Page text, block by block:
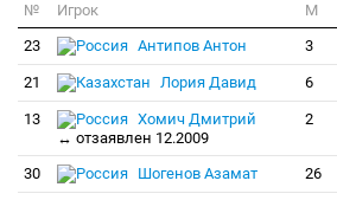
№ Игрок M
23
Антипов Антон 3
21 Лория Давид 6
13
Хомич Дмитрий
↔ отзаявлен 12.2009
2
30 Шогенов Азамат 26